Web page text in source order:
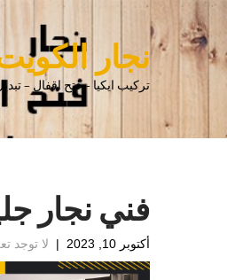
نجار
تركيب ايكيا – فتح اقفال –
فني نجار
أكتوبر 10, 2023 | لا توجد